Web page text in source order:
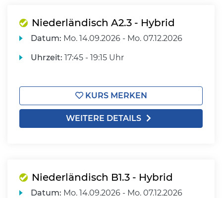
Niederländisch A2.3 - Hybrid
Datum: Mo. 14.09.2026 - Mo. 07.12.2026
Uhrzeit: 17:45 - 19:15 Uhr
KURS MERKEN
WEITERE DETAILS
Niederländisch B1.3 - Hybrid
Datum: Mo. 14.09.2026 - Mo. 07.12.2026